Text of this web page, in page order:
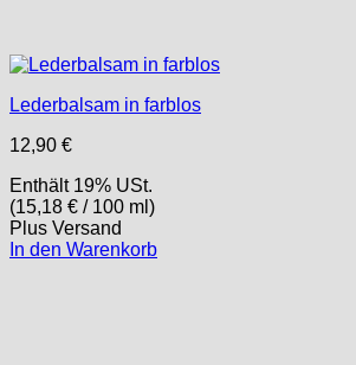
Lederbalsam in farblos
12,90 €
Enthält 19% USt.
(15,18 € / 100 ml)
Plus Versand
In den Warenkorb